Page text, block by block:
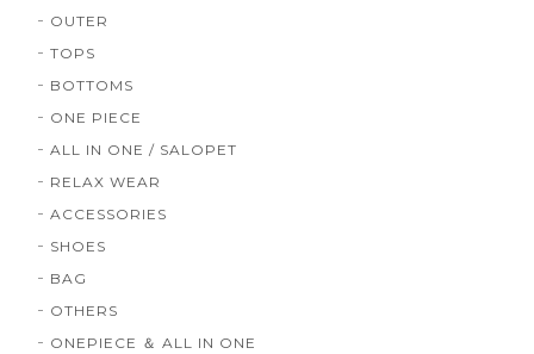
OUTER
TOPS
BOTTOMS
ONE PIECE
ALL IN ONE / SALOPET
RELAX WEAR
ACCESSORIES
SHOES
BAG
OTHERS
ONEPIECE ＆ ALL IN ONE